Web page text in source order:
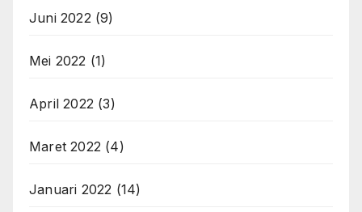
Juni 2022(9)
Mei 2022 (1)
April 2022 (3)
Maret 2022 (4)
Januari 2022 (14)